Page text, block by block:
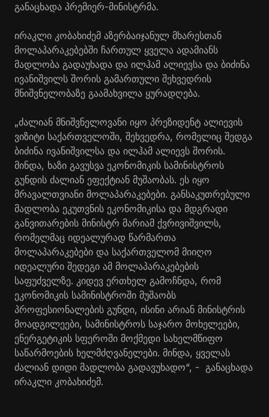
განაცხადა პრემიერ-მინისტრმა.
ირაკლი კობახიძემ აზერბაიჯანულ მხარესთან
მოლაპარაკებებში ჩართულ ყველა ადამიანს
მადლობა გადაუხადა და ილჰამ ალიევსა და ბიძინა
ივანიშვილს შორის გამართული შეხვედრის
მნიშვნელობაზე გაამახვილა ყურადღება.
„ძალიან მნიშვნელოვანი იყო პრეზიდენტ ალიევის
ვიზიტი საქართველოში, შეხვედრა, რომელიც შედგა
ბიძინა ივანიშვილსა და ილჰამ ალიევს შორის.
მინდა, ხაზი გავუსვა ეკონომიკის სამინისტროს
გუნდის ძალიან ეფექტიან მუშაობას. ეს იყო
მრავალთვიანი მოლაპარაკებები. განსაკუთრებული
მადლობა ეკუთვნის ეკონომიკისა და მდგრადი
განვითარების მინისტრ მარიამ ქვრივიშვილს,
რომელმაც იდეალურად წარმართა
მოლაპარაკებები და საქართველომ მიიღო
იდეალური შედეგი ამ მოლაპარაკებების
საფუძველზე. კიდევ ერთხელ გამოჩნდა, რომ
ეკონომიკის სამინისტროში მუშაობს
პროფესიონალების გუნდი, ისინი არიან მინისტრის
მოადგილეები, სამინისტროს საჯარო მოხელეები,
ენერგეტიკის სფეროში მოქმედი სახელმწიფო
საწარმოების ხელმძღვანელები. მინდა, ყველას
ძალიან დიდი მადლობა გადავუხადო“, - განაცხადა
ირაკლი კობახიძემ.